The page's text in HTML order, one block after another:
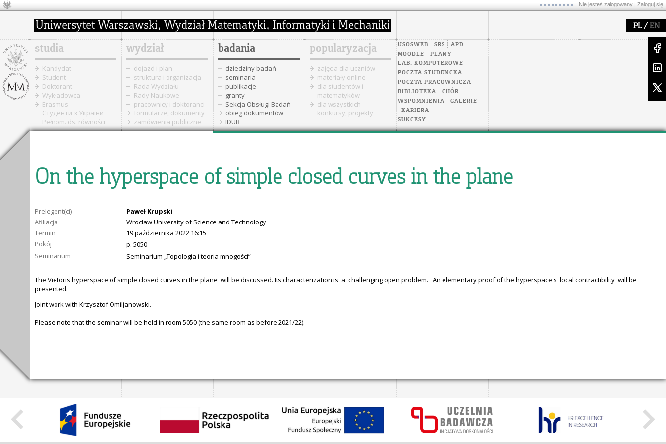
Nie jesteś zalogowany | Zaloguj się
PL/ EN
studia
Kandydat
Student
Doktorant
Wykładowca
Erasmus
Cтуденти з України
Pełnom. ds. równości
wydział
dojazd i plan
struktura i organizacja
Rada Wydziału
Rady Naukowe
pracownicy i doktoranci
formularze, dokumenty
zamówienia publiczne
badania
dziedziny badań
seminaria
publikacje
granty
Sekcja Obsługi Badań
obieg dokumentów
IDUB
popularyzacja
zajęcia dla uczniów
materiały online
dla studentów i
matematyków
dla wszystkich
konkursy, projekty
USOSWEB SRS
APD
MOODLE
PLANY
LAB. KOMPUTEROWE
POCZTA STUDENCKA
POCZTA PRACOWNICZA
BIBLIOTEKA
CHÓR
WSPOMNIENIA
GALERIE
KARIERA
SUKCESY
On the hyperspace of simple closed curves in the plane
Prelegent(ci)
Paweł Krupski
Afiliacja
Wrocław University of Science and Technology
Termin
19 października 2022 16:15
Pokój
p. 5050
Seminarium
Seminarium „Topologia i teoria mnogości”
The Vietoris hyperspace of simple closed curves in the plane will be discussed. Its characterization is a challenging open problem. An elementary proof of the hyperspace's local contractibility will be
presented.
Joint work with Krzysztof Omiljanowski.
-----------------------------------------------------
Please note that the seminar will be held in room 5050 (the same room as before 2021/22).